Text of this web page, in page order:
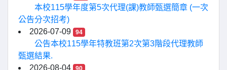
本校115學年度第5次代理(課)教師甄選簡章 (一次
公告分次招考)
2026-07-09
94
公告本校115學年特教班第2次第3階段代理教師
甄選結果.
2026-08-04
90